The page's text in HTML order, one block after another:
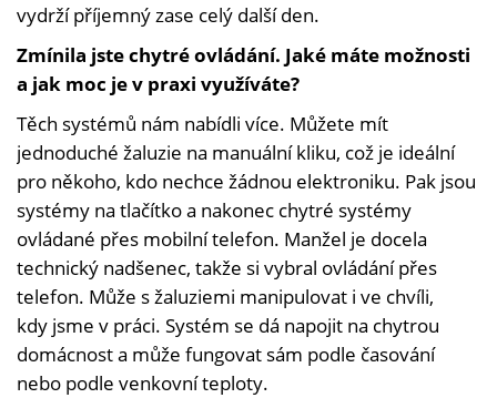
vydrží příjemný zase celý další den.
Zmínila jste chytré ovládání. Jaké máte možnosti
a jak moc je v praxi využíváte?
Těch systémů nám nabídli více. Můžete mít
jednoduché žaluzie na manuální kliku, což je ideální
pro někoho, kdo nechce žádnou elektroniku. Pak jsou
systémy na tlačítko a nakonec chytré systémy
ovládané přes mobilní telefon. Manžel je docela
technický nadšenec, takže si vybral ovládání přes
telefon. Může s žaluziemi manipulovat i ve chvíli,
kdy jsme v práci. Systém se dá napojit na chytrou
domácnost a může fungovat sám podle časování
nebo podle venkovní teploty.